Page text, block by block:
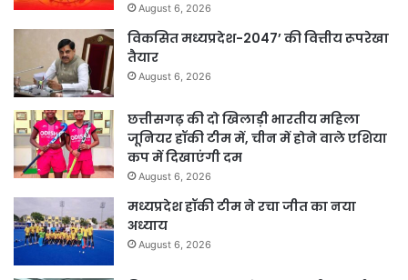
August 6, 2026
विकसित मध्यप्रदेश-2047’ की वित्तीय रूपरेखा
तैयार
August 6, 2026
छत्तीसगढ़ की दो खिलाड़ी भारतीय महिला
जूनियर हॉकी टीम में, चीन में होने वाले एशिया
कप में दिखाएंगी दम
August 6, 2026
मध्यप्रदेश हॉकी टीम ने रचा जीत का नया
अध्याय
August 6, 2026